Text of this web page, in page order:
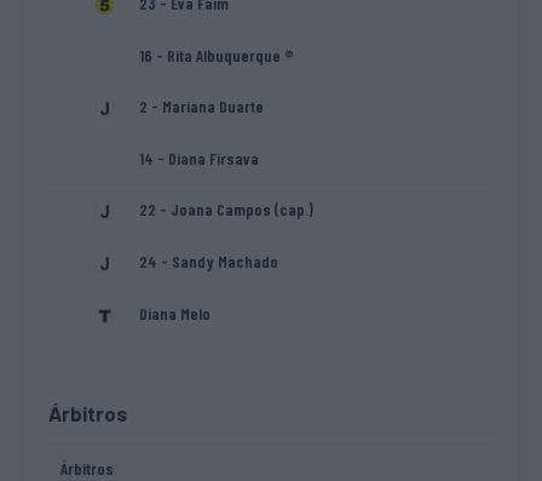
16 - Rita Albuquerque ®
2 - Mariana Duarte
14 - Diana Firsava
22 - Joana Campos (cap.)
24 - Sandy Machado
Diana Melo
Árbitros
Árbitros